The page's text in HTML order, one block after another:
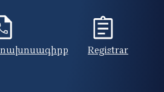
Registrar